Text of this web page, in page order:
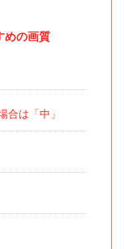
めの画質
合は「中」